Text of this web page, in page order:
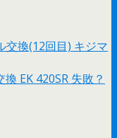
交換(12回目) キジマ
EK 420SR 失敗？